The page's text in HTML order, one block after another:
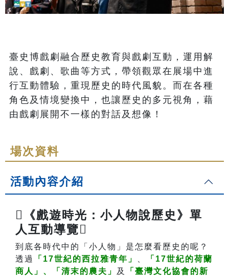
臺史博戲劇融合歷史教育與戲劇互動，運用解
說、戲劇、歌曲等方式，帶領觀眾在展場中進
行互動體驗，重現歷史的時代風貌。而在各種
角色及情境變換中，也讓歷史的多元視角，藉
由戲劇展開不一樣的對話及想像！
場次資料
活動內容介紹
《戲遊時光：小人物說歷史》單
人互動導覽
到底各時代中的「小人物」是怎麼看歷史的呢？
透過
「17世紀的西拉雅青年」
「17世紀的荷蘭
商人」、
「清末的農夫」 及
「臺灣文化協會的新